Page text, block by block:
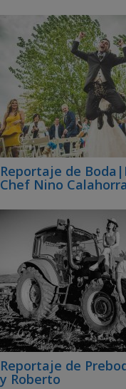
Reportaje de
Chef Nino Calahorra
Reportaje de
y Roberto